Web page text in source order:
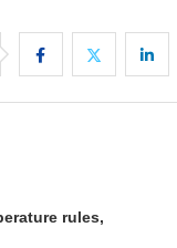
rules,